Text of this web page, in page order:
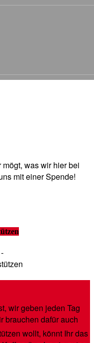
was wir hier bei
mit einer Spende!
wir geben jeden Tag
brauchen dafür auch
wollt, könnt Ihr das